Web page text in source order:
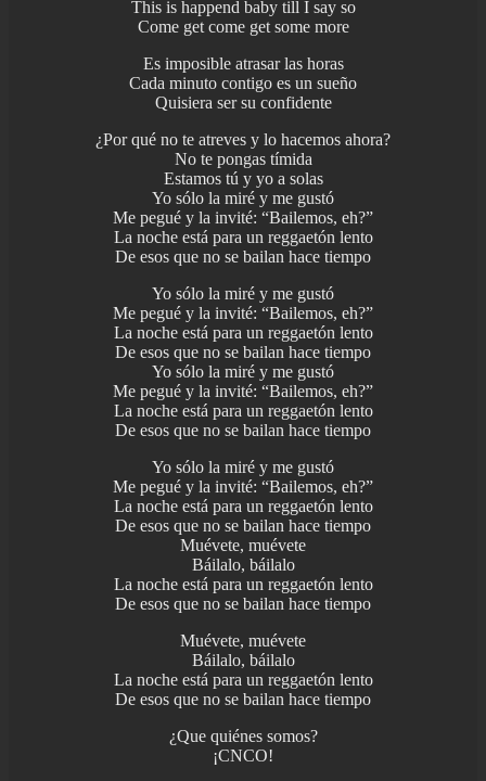
This is happend baby till I say so
Come get come get some more
Es imposible atrasar las horas
Cada minuto contigo es un sueño
Quisiera ser su confidente
¿Por qué no te atreves y lo hacemos ahora?
No te pongas tímida
Estamos tú y yo a solas
Yo sólo la miré y me gustó
Me pegué y la invité: “Bailemos, eh?”
La noche está para un reggaetón lento
De esos que no se bailan hace tiempo
Yo sólo la miré y me gustó
Me pegué y la invité: “Bailemos, eh?”
La noche está para un reggaetón lento
De esos que no se bailan hace tiempo
Yo sólo la miré y me gustó
Me pegué y la invité: “Bailemos, eh?”
La noche está para un reggaetón lento
De esos que no se bailan hace tiempo
Yo sólo la miré y me gustó
Me pegué y la invité: “Bailemos, eh?”
La noche está para un reggaetón lento
De esos que no se bailan hace tiempo
Muévete, muévete
Báilalo, báilalo
La noche está para un reggaetón lento
De esos que no se bailan hace tiempo
Muévete, muévete
Báilalo, báilalo
La noche está para un reggaetón lento
De esos que no se bailan hace tiempo
¿Que quiénes somos?
¡CNCO!